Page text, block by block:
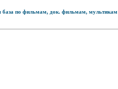
база по фильмам, док. фильмам,